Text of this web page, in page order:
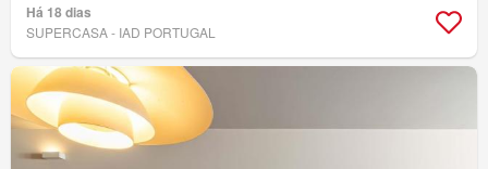
Há 18 dias
SUPERCASA - IAD PORTUGAL